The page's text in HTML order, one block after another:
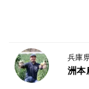
兵庫
洲本